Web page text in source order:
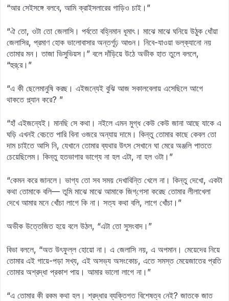
“আর সেইসঙ্গে বলবে, আমি ক্রাইসলারের গাড়িও চাই।”
“ঐ তো, ওটা তো জেলাসি। পর্বতো বহ্নিমান ধূমাৎ। মাঝে মাঝে ঘনিয়ে উঠুক ধোঁয়া
জেলাসির, প্রমাণ হোক ভালোবাসার অন্তর্গূঢ় আগুন। নিবে-যাওয়া ভল্‌ক্যানো নয়
তোমার মন। তাজা ভিসুভিয়স।” বলে দাঁড়িয়ে উঠে অভীক হাত তুলে বললে,
“হুর্‌‍রে।”
“এ কী ছেলেমানুষি করছ। এইজন্যেই বুঝি আজ সকালবেলায় এসেছিলে আগে
থাকতে প্ল্যান করে? ”
“হাঁ এইজন্যেই। মানছি সে কথা। নইলে এমন মুগ্ধ কেউ কেউ জানা আছে যাকে এ
ঘড়ি এখনই বেচতে পারি বিনা ওজরে অন্যায় দামে। কিন্তু তোমার কাছে কেবল তো
দাম চাইতে আসি নি, যেখানে তোমার ব্যথার উৎস সেখানে ঘা মেরে অঞ্জলি পাততে
চেয়েছিলেম। কিন্তু হতভাগার ভাগ্যে না হল এটা, না হল ওটা।”
“কেমন করে জানলে। ভাগ্য তো সব সময় দেখাবিন্তি খেলে না। কিন্তু দেখো, একটা
কথা তোমাকে বলি— তুমি মাঝে মাঝে আমাকে জিগ্‌গেসা করেছ তোমার লীলাখেলা
দেখে আমার মনে খোঁচা লাগে কি না। সত্য কথা বলি, লাগে খোঁচা।”
অভীক উত্তেজিত হয়ে বলে উঠল, “এটা তো সুসংবাদ।”
বিভা বললে, “অত উৎফুল্ল হোয়ো না। এ জেলাসি নয়, এ অপমান। মেয়েদের নিয়ে
তোমার এই গায়ে-পড়া সখ্য, এই অসভ্য অসংকোচ, এতে সমস্ত মেয়েজাতের প্রতি
তোমার অশ্রদ্ধা প্রকাশ পায়। আমার ভালো লাগে না।”
“এ তোমার কী রকম কথা হল। শ্রদ্ধার ব্যক্তিগত বিশেষত্ব নেই? জাতকে জাত